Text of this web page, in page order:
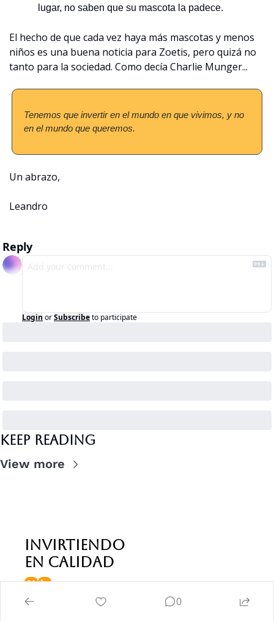
lugar, no saben que su mascota la padece.
El hecho de que cada vez haya más mascotas y menos
niños es una buena noticia para Zoetis, pero quizá no
tanto para la sociedad. Como decía Charlie Munger...
Tenemos que invertir en el mundo en que vivimos, y no
en el mundo que queremos.
Un abrazo,
Leandro
Reply
Login orSubscribeto participate
Keep Reading
View more
invirtiendo
en calidad
0